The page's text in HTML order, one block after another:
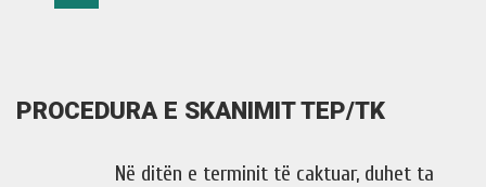
PROCEDURA E SKANIMIT TEP/TK
Në ditën e terminit të caktuar, duhet ta